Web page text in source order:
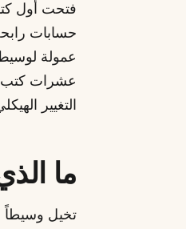
حسابات
عمولة
عشرات كتب
التغيير
ما